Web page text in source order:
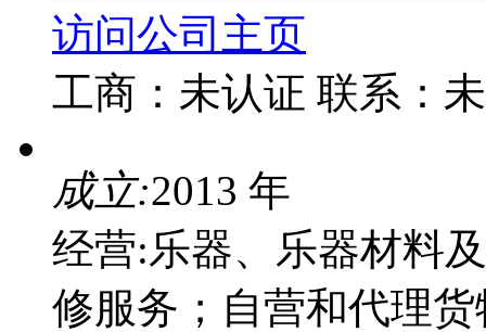
访问公司主页
工商： 未认证 联系：
成立:2013 年
经营:乐器、乐器材料
修服务；自营和代理